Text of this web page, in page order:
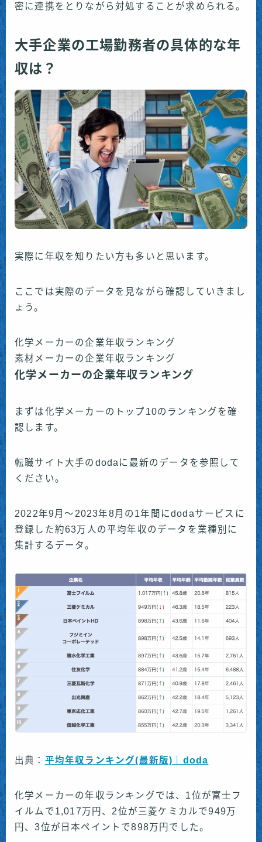
密に連携をとりながら対処することが求められる。
大手企業の工場勤務者の具体的な年
収は？
実際に年収を知りたい方も多いと思います。
ここでは実際のデータを見ながら確認していきまし
ょう。
化学メーカーの企業年収ランキング
素材メーカーの企業年収ランキング
化学メーカーの企業年収ランキング
まずは化学メーカーのトップ10のランキングを確
認します。
転職サイト大手のdodaに最新のデータを参照して
ください。
2022年9月～2023年8月の1年間にdodaサービスに
登録した約63万人の平均年収のデータを業種別に
集計するデータ。
出典： 平均年収ランキング(最新版)｜doda
化学メーカーの年収ランキングでは、1位が富士フ
イルムで1,017万円、2位が三菱ケミカルで949万
円、3位が日本ペイントで898万円でした。